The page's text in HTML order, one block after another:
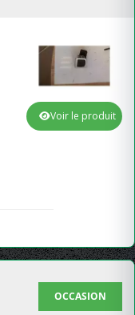
Voir le produit
OCCASION